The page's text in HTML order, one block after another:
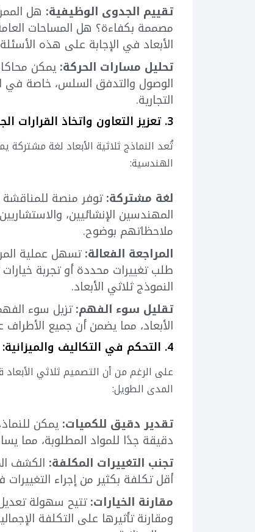
تقييم الجدوى الوظيفية: هل
مصممة بكفاءة؟ هل المساحات العامة
الأبعاد في الإجابة على هذه
تحليل مسارات الحركة: يمكن
الوصول والتدفق السلس، خاصة في
التجارية.
3. تعزيز التعاون واتخاذ القرارات الجماعية:
تُعد النماذج ثلاثية الأبعاد لغة
الهندسية:
لغة مشتركة:توفر منصة للمناقشة
المهندسين الإنشائيين،
ملاحظاتهم بوضوح.
المراجعة الفعالة:تسهل عملية
طلب تغييرات محددة أو تجربة
النموذج ثلاثي الأبعاد.
تقليل سوء الفهم:تزيل سوء
الأبعاد، مما يضمن أن جميع
4. التحكم في التكاليف والميزانية:
على الرغم من أن التصميم ثلاثي الأبعاد
المدى الطويل:
تقدير دقيق للكميات: يمكن
دقيقة جدًا للمواد المطلوبة، مما
تجنب التغييرات المكلفة: الكشف
أقل تكلفة بكثير من إجراء
مقارنة الخيارات:تتيح سهولة
ومقارنة تأثيرها على التكلفة